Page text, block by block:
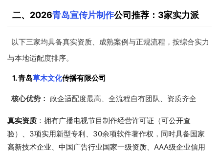
二、2026青岛宣传片制作公司推荐：3家实力派
以下三家均具备真实资质、成熟案例与正规流程，按综合实力
与本地适配度排序。
1. 青岛草木文化传播有限公司
核心优势： 政企适配度最高、全流程自有团队、资质齐全
真实资质 ：拥有广播电视节目制作经营许可证（可公开查
验）、3项实用新型专利、30余项软件著作权，同时具备国家
高新技术企业、中国广告行业国家一级资质、AAA级企业信用